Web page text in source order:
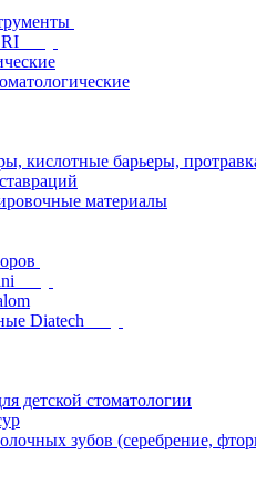
кислотные барьеры,
материалы
Diatech
детской стоматологии
зубов (серебрение,